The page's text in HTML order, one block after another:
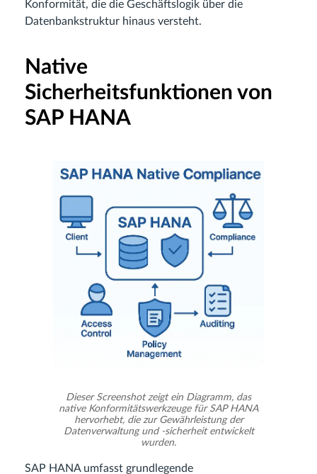
Konformität, die die Geschäftslogik über die
Datenbankstruktur hinaus versteht.
Native
Sicherheitsfunktionen von
SAP HANA
Dieser Screenshot zeigt ein Diagramm, das
native Konformitätswerkzeuge für SAP HANA
hervorhebt, die zur Gewährleistung der
Datenverwaltung und -sicherheit entwickelt
wurden.
SAP HANA umfasst grundlegende